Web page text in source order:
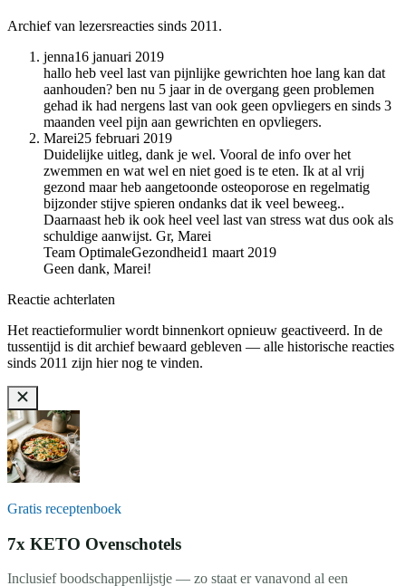
Archief van lezersreacties sinds 2011.
jenna16 januari 2019
hallo heb veel last van pijnlijke gewrichten hoe lang kan dat
aanhouden? ben nu 5 jaar in de overgang geen problemen
gehad ik had nergens last van ook geen opvliegers en sinds 3
maanden veel pijn aan gewrichten en opvliegers.
Marei25 februari 2019
Duidelijke uitleg, dank je wel. Vooral de info over het
zwemmen en wat wel en niet goed is te eten. Ik at al vrij
gezond maar heb aangetoonde osteoporose en regelmatig
bijzonder stijve spieren ondanks dat ik veel beweeg..
Daarnaast heb ik ook heel veel last van stress wat dus ook als
schuldige aanwijst. Gr, Marei
Team OptimaleGezondheid1 maart 2019
Geen dank, Marei!
Reactie achterlaten
Het reactieformulier wordt binnenkort opnieuw geactiveerd. In de
tussentijd is dit archief bewaard gebleven — alle historische reacties
sinds 2011 zijn hier nog te vinden.
Gratis receptenboek
7x KETO Ovenschotels
Inclusief boodschappenlijstje — zo staat er vanavond al een